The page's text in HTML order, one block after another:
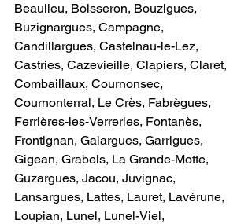
Beaulieu, Boisseron, Bouzigues,
Buzignargues, Campagne,
Candillargues, Castelnau-le-Lez,
Castries, Cazevieille, Clapiers, Claret,
Combaillaux, Cournonsec,
Cournonterral, Le Crès, Fabrègues,
Ferrières-les-Verreries, Fontanès,
Frontignan, Galargues, Garrigues,
Gigean, Grabels, La Grande-Motte,
Guzargues, Jacou, Juvignac,
Lansargues, Lattes, Lauret, Lavérune,
Loupian, Lunel, Lunel-Viel,